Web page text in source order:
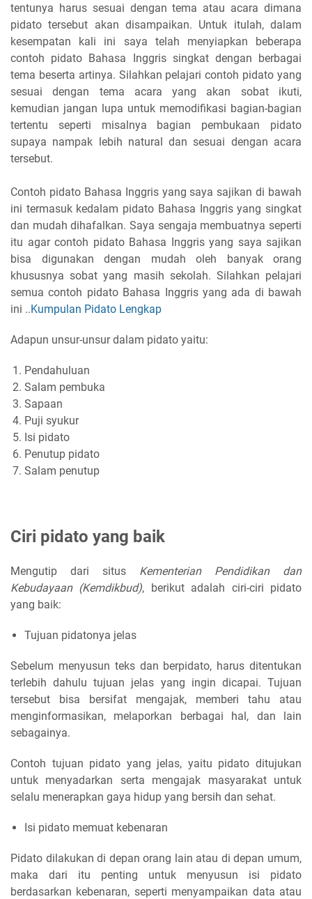
tentunya harus sesuai dengan tema atau acara dimana
pidato tersebut akan disampaikan. Untuk itulah, dalam
kesempatan kali ini saya telah menyiapkan beberapa
contoh pidato Bahasa Inggris singkat dengan berbagai
tema beserta artinya. Silahkan pelajari contoh pidato yang
sesuai dengan tema acara yang akan sobat ikuti,
kemudian jangan lupa untuk memodifikasi bagian-bagian
tertentu seperti misalnya bagian pembukaan pidato
supaya nampak lebih natural dan sesuai dengan acara
tersebut.
Contoh pidato Bahasa Inggris yang saya sajikan di bawah
ini termasuk kedalam pidato Bahasa Inggris yang singkat
dan mudah dihafalkan. Saya sengaja membuatnya seperti
itu agar contoh pidato Bahasa Inggris yang saya sajikan
bisa digunakan dengan mudah oleh banyak orang
khususnya sobat yang masih sekolah. Silahkan pelajari
semua contoh pidato Bahasa Inggris yang ada di bawah
ini ..Kumpulan Pidato Lengkap
Adapun unsur-unsur dalam pidato yaitu:
Pendahuluan
Salam pembuka
Sapaan
Puji syukur
Isi pidato
Penutup pidato
Salam penutup
Ciri pidato yang baik
Mengutip dari situs Kementerian Pendidikan dan
Kebudayaan (Kemdikbud), berikut adalah ciri-ciri pidato
yang baik:
Tujuan pidatonya jelas
Sebelum menyusun teks dan berpidato, harus ditentukan
terlebih dahulu tujuan jelas yang ingin dicapai. Tujuan
tersebut bisa bersifat mengajak, memberi tahu atau
menginformasikan, melaporkan berbagai hal, dan lain
sebagainya.
Contoh tujuan pidato yang jelas, yaitu pidato ditujukan
untuk menyadarkan serta mengajak masyarakat untuk
selalu menerapkan gaya hidup yang bersih dan sehat.
Isi pidato memuat kebenaran
Pidato dilakukan di depan orang lain atau di depan umum,
maka dari itu penting untuk menyusun isi pidato
berdasarkan kebenaran, seperti menyampaikan data atau